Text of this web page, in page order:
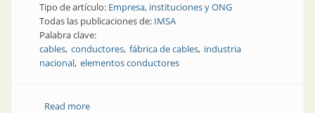
Tipo de artículo: Empresa, instituciones y ONG
Todas las publicaciones de: IMSA
Palabra clave:
cables conductores fábrica de cables industria
nacional elementos conductores
Read moreabout Pasado, presente y futuro en la conducción de